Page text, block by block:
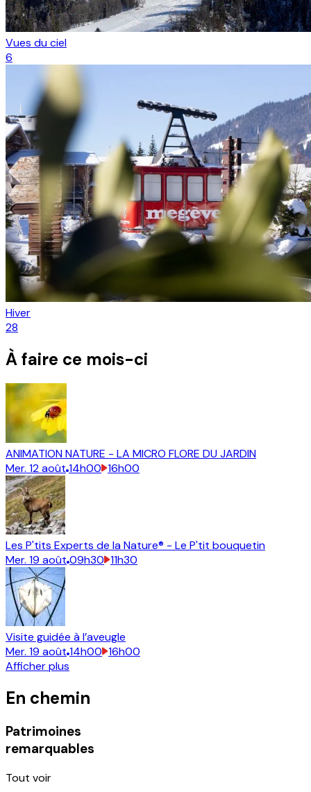
Vues du ciel
6
Hiver
28
À faire ce mois-ci
ANIMATION NATURE - LA MICRO FLORE DU JARDIN
Mer. 12août 14h00 16h00
Les P'tits Experts de la Nature® - Le P'tit bouquetin
Mer. 19 août 09h30 11h30
Visite guidée à l’aveugle
Mer. 19 août 14h00 16h00
Afficher plus
En chemin
Patrimoines
remarquables
Tout voir